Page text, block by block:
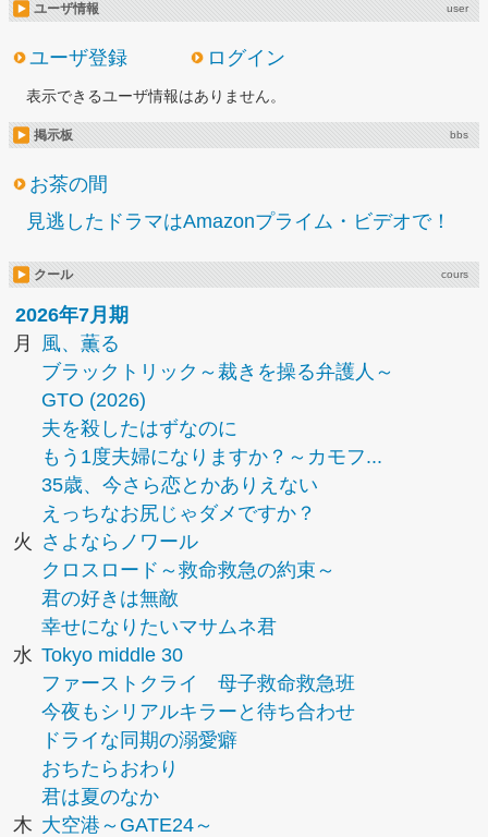
ユーザ情報 user
ユーザ登録 ログイン
表示できるユーザ情報はありません。
掲示板 bbs
お茶の間
見逃したドラマはAmazonプライム・ビデオで！
クール cours
2026年7月期
月
風、薫る
ブラックトリック～裁きを操る弁護人～
GTO (2026)
夫を殺したはずなのに
もう1度夫婦になりますか？～カモフ...
35歳、今さら恋とかありえない
えっちなお尻じゃダメですか？
火
さよならノワール
クロスロード～救命救急の約束～
君の好きは無敵
幸せになりたいマサムネ君
水 Tokyo middle 30
ファーストクライ 母子救命救急班
今夜もシリアルキラーと待ち合わせ
ドライな同期の溺愛癖
おちたらおわり
君は夏のなか
木 大空港～GATE24～